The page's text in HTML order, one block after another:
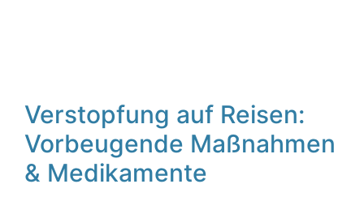
Verstopfung auf Reisen:
Vorbeugende Maßnahmen
& Medikamente